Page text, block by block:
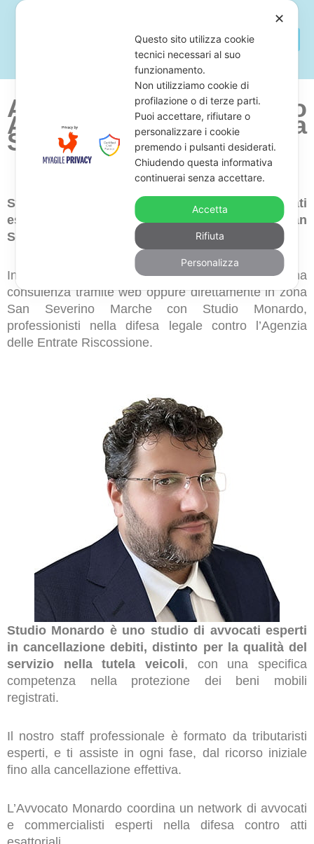
Avvocato Per Fermo
Amministrativo Zona
San Severino Marche
Stai cercando uno studio legale di avvocati
esperti in fermo amministrativo in zona San
Severino Marche?
In questo caso, ti proponiamo di prenotare una
consulenza tramite web oppure direttamente in zona
San Severino Marche con Studio Monardo,
professionisti nella difesa legale contro l’Agenzia
delle Entrate Riscossione.
Studio Monardo è uno studio di avvocati esperti
in cancellazione debiti, distinto per la qualità del
servizio nella tutela veicoli, con una specifica
competenza nella protezione dei beni mobili
registrati.
Il nostro staff professionale è formato da tributaristi
esperti, e ti assiste in ogni fase, dal ricorso iniziale
fino alla cancellazione effettiva.
L’Avvocato Monardo coordina un network di avvocati
e commercialisti esperti nella difesa contro atti
✕
Questo sito utilizza cookie
tecnici necessari al suo
funzionamento.
Non utilizziamo cookie di
profilazione o di terze parti.
Puoi accettare, rifiutare o
personalizzare i cookie
premendo i pulsanti desiderati.
Chiudendo questa informativa
continuerai senza accettare.
Accetta
Rifiuta
Personalizza